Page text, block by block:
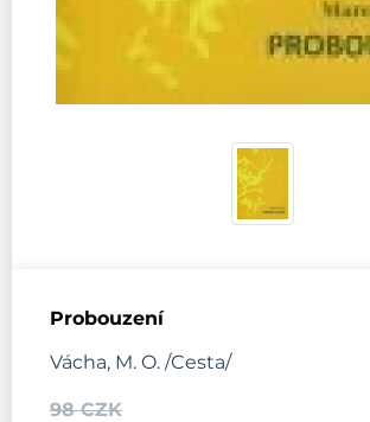
Probouzení
Vácha, M. O. /Cesta/
98 CZK